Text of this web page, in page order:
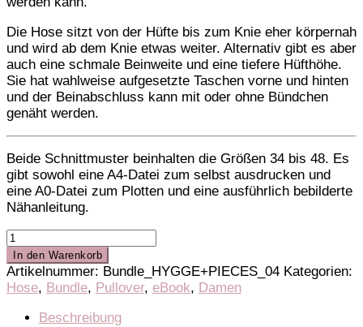
Die Hose sitzt von der Hüfte bis zum Knie eher körpernah
und wird ab dem Knie etwas weiter. Alternativ gibt es aber
auch eine schmale Beinweite und eine tiefere Hüfthöhe.
Sie hat wahlweise aufgesetzte Taschen vorne und hinten
und der Beinabschluss kann mit oder ohne Bündchen
genäht werden.
Beide Schnittmuster beinhalten die Größen 34 bis 48. Es
gibt sowohl eine A4-Datei zum selbst ausdrucken und
eine A0-Datei zum Plotten und eine ausführlich bebilderte
Nähanleitung.
Bundle
Hose
HYGGE
und
Pulli
In den Warenkorb
Artikelnummer: Bundle_HYGGE+PIECES_04 Kategorien:
Hose, Bundle, Pullover, eBook, Damen
Beschreibung